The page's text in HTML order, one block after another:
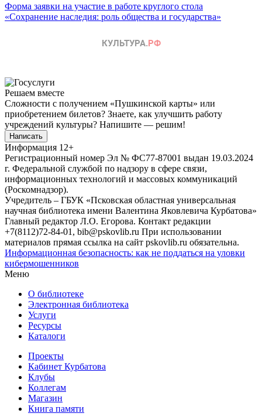
Форма заявки на участие в работе круглого стола
«Сохранение наследия: роль общества и государства»
Решаем вместе
Сложности с получением «Пушкинской карты» или
приобретением билетов? Знаете, как улучшить работу
учреждений культуры? Напишите — решим!
Написать
Информация 12+
Регистрационный номер Эл № ФС77-87001 выдан 19.03.2024
г. Федеральной службой по надзору в сфере связи,
информационных технологий и массовых коммуникаций
(Роскомнадзор).
Учредитель – ГБУК «Псковская областная универсальная
научная библиотека имени Валентина Яковлевича Курбатова»
Главный редактор Л.О. Егорова. Контакт редакции
+7(8112)72-84-01, bib@pskovlib.ru При использовании
материалов прямая ссылка на сайт pskovlib.ru обязательна.
Информационная безопасность: как не поддаться на уловки
кибермошенников
Меню
О библиотеке
Электронная библиотека
Услуги
Ресурсы
Каталоги
Проекты
Кабинет Курбатова
Клубы
Коллегам
Магазин
Книга памяти